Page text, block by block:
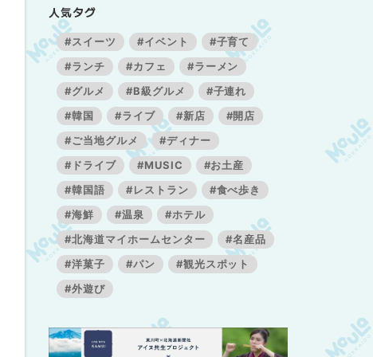
人気タグ
#スイーツ #イベント
#子育て
#ランチ
#カフェ
#ラーメン
#グルメ
#B級グルメ
#子連れ
#韓国
#ライブ #新店
#開店
#ご当地グルメ
#ディナー
#ドライブ
#MUSIC
#お土産
#韓国語
#レストラン
#食べ歩き
#海鮮
#温泉
#ホテル
#北海道マイホームセンター
#名産品
#洋菓子
#パン
#観光スポット
#外遊び